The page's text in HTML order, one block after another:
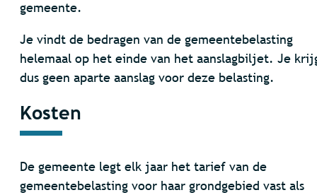
gemeente.
Je vindt de bedragen van de gemeentebelasting
helemaal op het einde van het aanslagbiljet. Je
dus geen aparte aanslag voor deze belasting.
Kosten
De gemeente legt elk jaar het tarief van de
gemeentebelasting voor haar grondgebied vast als